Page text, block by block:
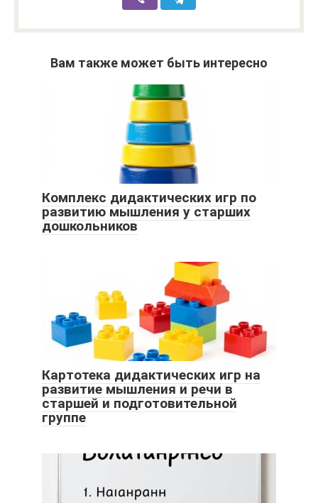
Вам также может быть интересно
Комплекс дидактических игр по
развитию мышления у старших
дошкольников
Картотека дидактических игр на
развитие мышления и речи в
старшей и подготовительной
группе